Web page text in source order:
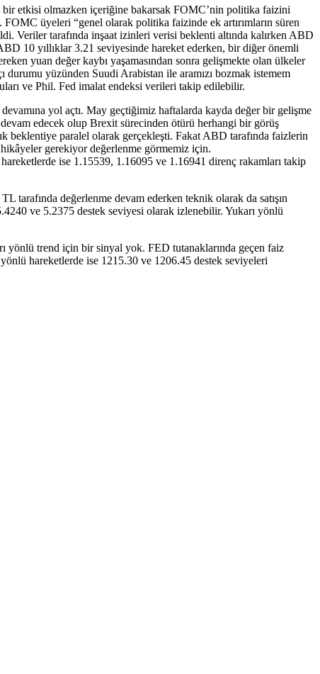
etkisi olmazken içeriğine bakarsak FOMC’nin politika faizini
FOMC üyeleri “genel olarak politika faizinde ek artırımların süren
Veriler tarafında inşaat izinleri verisi beklenti altında kalırken ABD
10 yıllıklar 3.21 seviyesinde hareket ederken, bir diğer önemli
yuan değer kaybı yaşamasından sonra gelişmekte olan ülkeler
durumu yüzünden Suudi Arabistan ile aramızı bozmak istemem
ve Phil. Fed imalat endeksi verileri takip edilebilir.
yol açtı. May geçtiğimiz haftalarda kayda değer bir gelişme
edecek olup Brexit sürecinden ötürü herhangi bir görüş
beklentiye paralel olarak gerçekleşti. Fakat ABD tarafında faizlerin
gerekiyor değerlenme görmemiz için.
ise 1.15539, 1.16095 ve 1.16941 direnç rakamları takip
tarafında değerlenme devam ederken teknik olarak da satışın
ve 5.2375 destek seviyesi olarak izlenebilir. Yukarı yönlü
yönlü trend için bir sinyal yok. FED tutanaklarında geçen faiz
hareketlerde ise 1215.30 ve 1206.45 destek seviyeleri